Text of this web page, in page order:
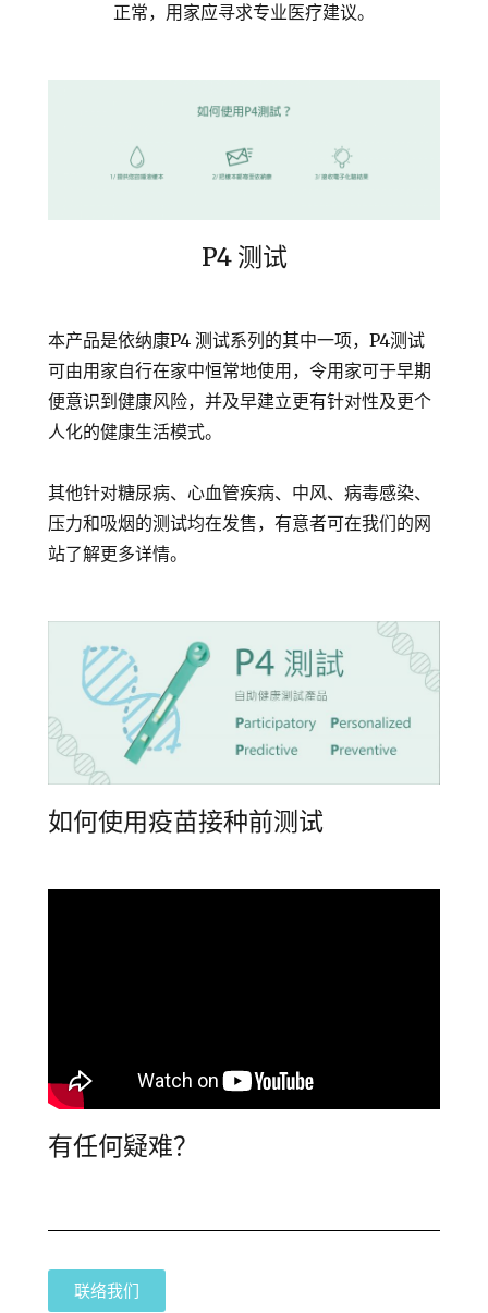
正常，用家应寻求专业医疗建议。
P4 测试
本产品是依纳康P4 测试系列的其中一项，P4测试
可由用家自行在家中恒常地使用，令用家可于早期
便意识到健康风险，并及早建立更有针对性及更个
人化的健康生活模式。
其他针对糖尿病、心血管疾病、中风、病毒感染、
压力和吸烟的测试均在发售，有意者可在我们的网
站了解更多详情。
如何使用疫苗接种前测试
有任何疑难？
联络我们​